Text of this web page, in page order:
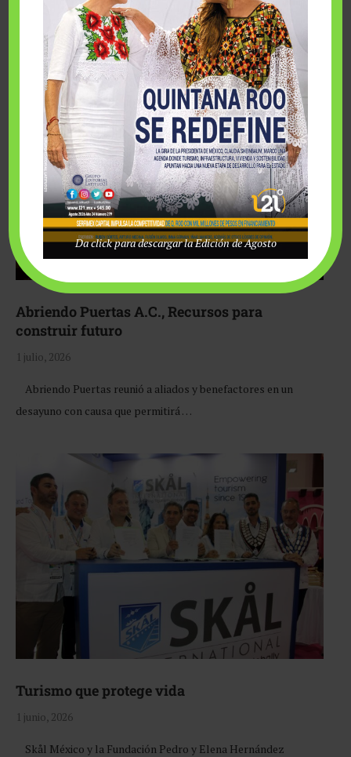
Fairmont Mayakoba y Make-A-Wish México unieron
esfuerzos para hacer realidad el deseo de una …
Abriendo Puertas A.C., Recursos para
construir futuro
1 julio, 2026
Abriendo Puertas reunió a aliados y benefactores en un
desayuno con causa que permitirá …
Turismo que protege vida
1 junio, 2026
Skål México y la Fundación Pedro y Elena Hernández
Da click para descargar la Edición de Agosto